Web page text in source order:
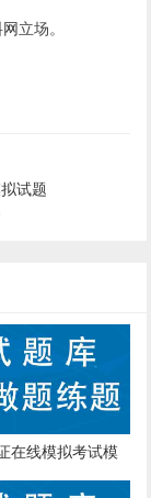
立场。
试题
在线模拟考试模